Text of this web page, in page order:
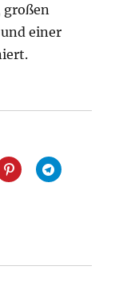
einer
aus TAZ“